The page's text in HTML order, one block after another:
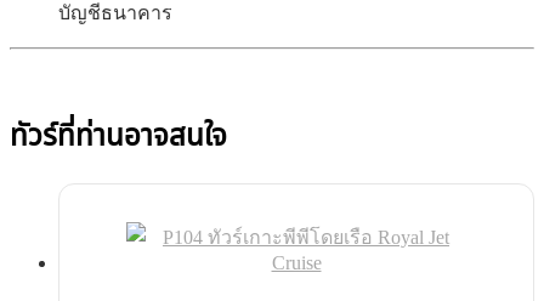
บัญชีธนาคาร
ทัวร์ที่ท่านอาจสนใจ